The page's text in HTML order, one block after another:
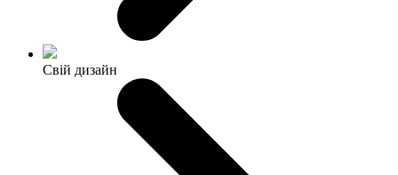
Свій дизайн